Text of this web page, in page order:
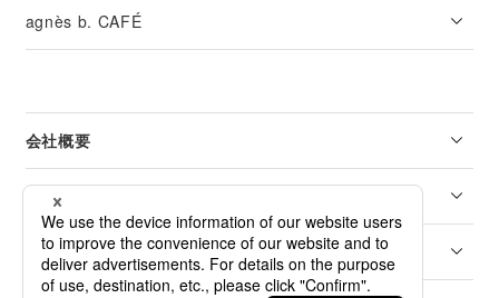
agnès b. CAFÉ
会社概要
リーガル
カスタマーサービス